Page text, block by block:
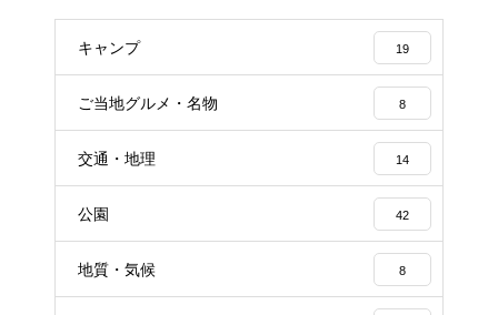
キャンプ 19
ご当地グルメ・名物 8
交通・地理 14
公園 42
地質・気候 8